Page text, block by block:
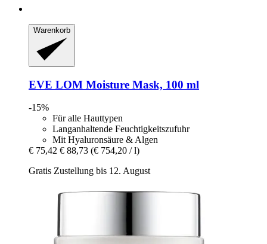
Warenkorb
EVE LOM Moisture Mask, 100 ml
-15%
Für alle Hauttypen
Langanhaltende Feuchtigkeitszufuhr
Mit Hyaluronsäure & Algen
€ 75,42 € 88,73 (€ 754,20 / l)
Gratis Zustellung bis 12. August